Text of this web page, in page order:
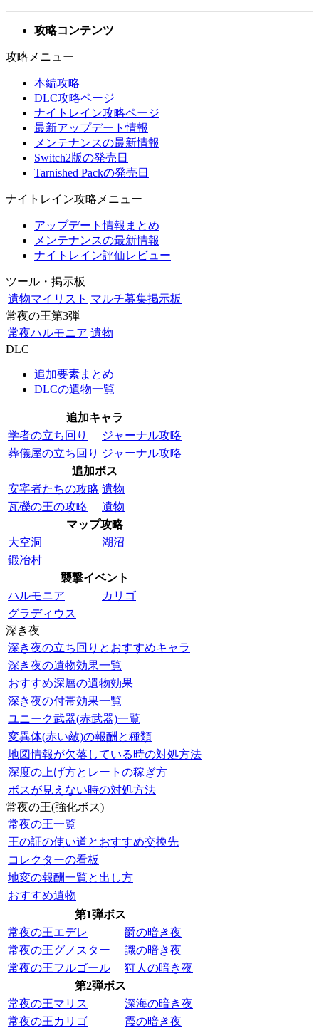
攻略コンテンツ
攻略メニュー
本編攻略
DLC攻略ページ
ナイトレイン攻略ページ
最新アップデート情報
メンテナンスの最新情報
Switch2版の発売日
Tarnished Packの発売日
ナイトレイン攻略メニュー
アップデート情報まとめ
メンテナンスの最新情報
ナイトレイン評価レビュー
ツール・掲示板
遺物マイリスト マルチ募集掲示板
常夜の王第3弾
常夜ハルモニア 遺物
DLC
追加要素まとめ
DLCの遺物一覧
追加キャラ
学者の立ち回り
ジャーナル攻略
葬儀屋の立ち回り ジャーナル攻略
追加ボス
安寧者たちの攻略 遺物
瓦礫の王の攻略
遺物
マップ攻略
大空洞
湖沼
鍛冶村
襲撃イベント
ハルモニア
カリゴ
グラディウス
深き夜
深き夜の立ち回りとおすすめキャラ
深き夜の遺物効果一覧
おすすめ深層の遺物効果
深き夜の付帯効果一覧
ユニーク武器(赤武器)一覧
変異体(赤い敵)の報酬と種類
地図情報が欠落している時の対処方法
深度の上げ方とレートの稼ぎ方
ボスが見えない時の対処方法
常夜の王(強化ボス)
常夜の王一覧
王の証の使い道とおすすめ交換先
コレクターの看板
地変の報酬一覧と出し方
おすすめ遺物
第1弾ボス
常夜の王エデレ
爵の暗き夜
常夜の王グノスター
識の暗き夜
常夜の王フルゴール
狩人の暗き夜
第2弾ボス
常夜の王マリス
深海の暗き夜
常夜の王カリゴ
霞の暗き夜